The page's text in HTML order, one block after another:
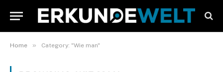
Home » Category: "Wie man"